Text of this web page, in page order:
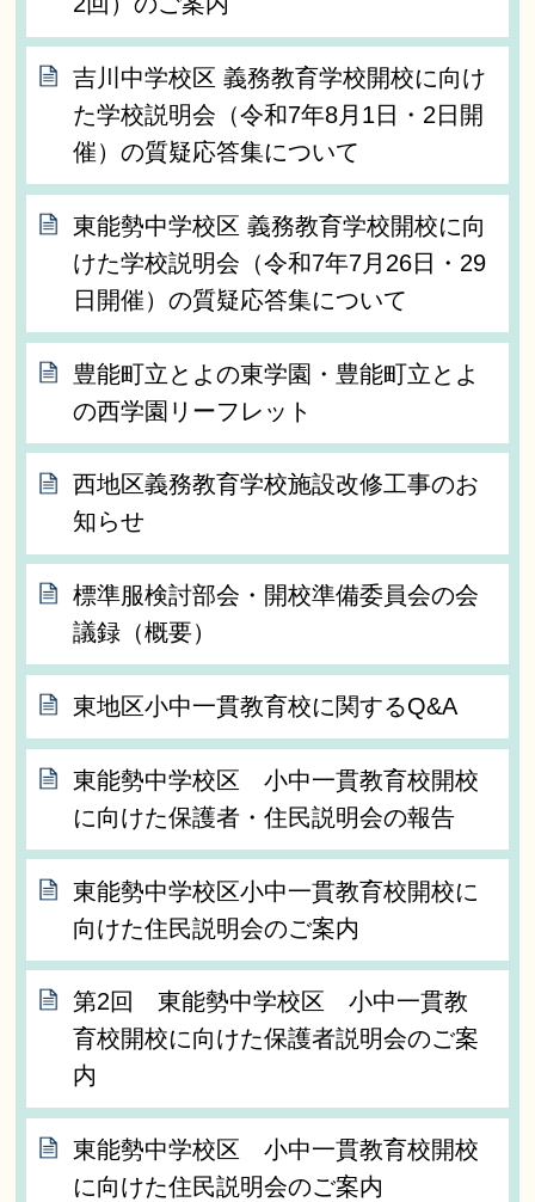
吉川中学校区 義務教育学校開校に向け
た学校説明会（令和7年8月1日・2日開
催）の質疑応答集について
東能勢中学校区 義務教育学校開校に向
けた学校説明会（令和7年7月26日・29
日開催）の質疑応答集について
豊能町立とよの東学園・豊能町立とよ
の西学園リーフレット
西地区義務教育学校施設改修工事のお
知らせ
標準服検討部会・開校準備委員会の会
議録（概要）
東地区小中一貫教育校に関するQ&A
東能勢中学校区 小中一貫教育校開校
に向けた保護者・住民説明会の報告
東能勢中学校区小中一貫教育校開校に
向けた住民説明会のご案内
第2回 東能勢中学校区 小中一貫教
育校開校に向けた保護者説明会のご案
内
東能勢中学校区 小中一貫教育校開校
に向けた住民説明会のご案内